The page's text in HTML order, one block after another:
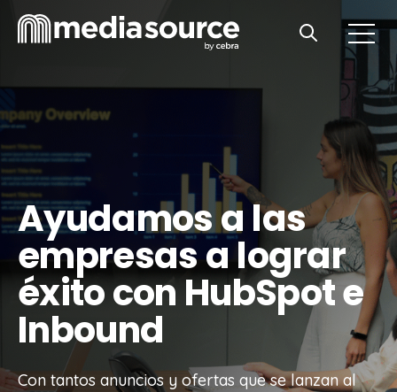
Open
Open search
Ayudamos a las
empresas a lograr
éxito con HubSpot e
Inbound
Con tantos anuncios y ofertas que se lanzan al